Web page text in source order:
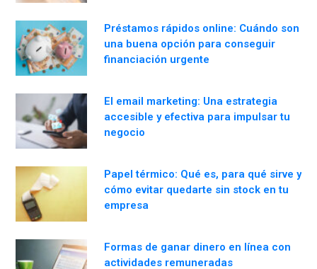
Préstamos rápidos online: Cuándo son
una buena opción para conseguir
financiación urgente
El email marketing: Una estrategia
accesible y efectiva para impulsar tu
negocio
Papel térmico: Qué es, para qué sirve y
cómo evitar quedarte sin stock en tu
empresa
Formas de ganar dinero en línea con
actividades remuneradas